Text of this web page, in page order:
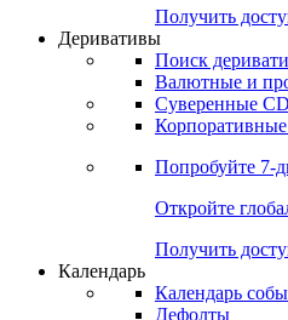
Попробуйте7-
Откройте
Получить
Деривативы
Валютные и
Попробуйте7-
Откройте